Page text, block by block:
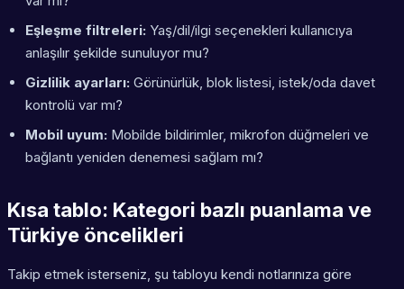
Eşleşme filtreleri: Yaş/dil/ilgi seçenekleri kullanıcıya
anlaşılır şekilde sunuluyor mu?
Gizlilik ayarları: Görünürlük, blok listesi, istek/oda davet
kontrolü var mı?
Mobil uyum: Mobilde bildirimler, mikrofon düğmeleri ve
bağlantı yeniden denemesi sağlam mı?
Kısa tablo: Kategori bazlı puanlama ve
Türkiye öncelikleri
Takip etmek isterseniz, şu tabloyu kendi notlarınıza göre